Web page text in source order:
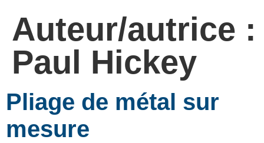
Auteur/autrice :
Paul Hickey
Pliage de métal sur
mesure